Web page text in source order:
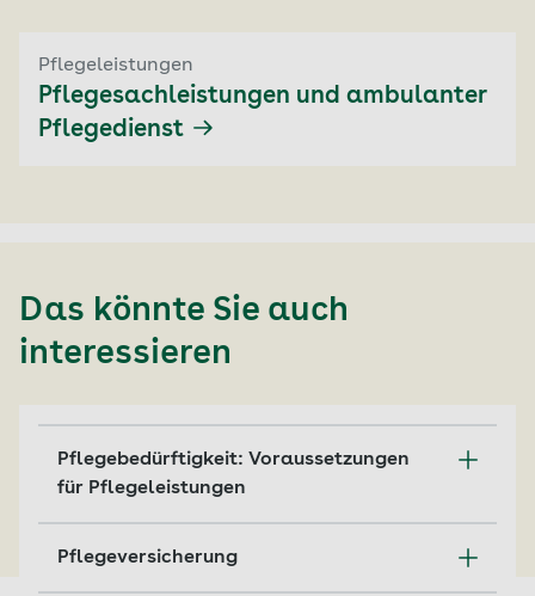
Pflegeleistungen
Pflegesachleistungen und ambulanter
Pflegedienst
Das könnte Sie auch
interessieren
Pflegebedürftigkeit: Voraussetzungen
für Pflegeleistungen
Voraussetzungen für Pflegeleistungen
Pflegeversicherung